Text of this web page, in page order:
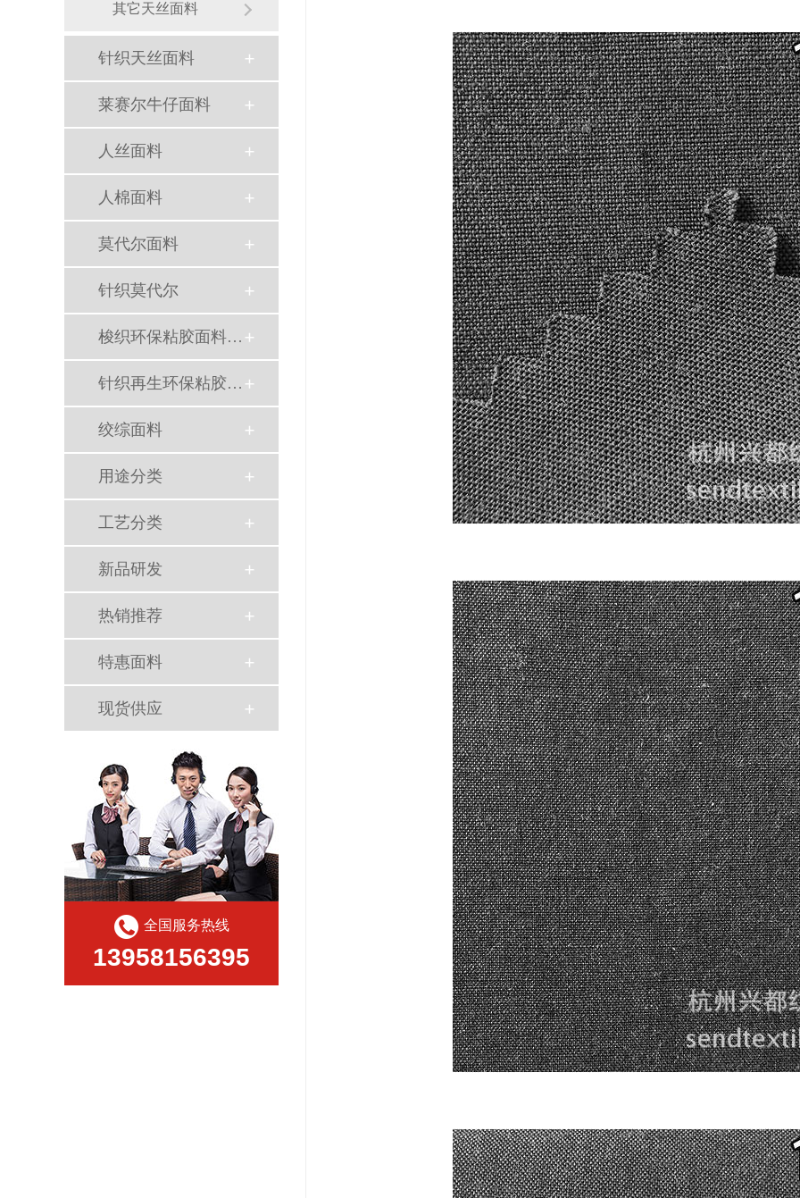
其它天丝面料
针织天丝面料
莱赛尔牛仔面料
人丝面料
人棉面料
莫代尔面料
针织莫代尔
梭织环保粘胶面料（Ecovero）
针织再生环保粘胶面料
绞综面料
用途分类
工艺分类
新品研发
热销推荐
特惠面料
现货供应
全国服务热线
13958156395